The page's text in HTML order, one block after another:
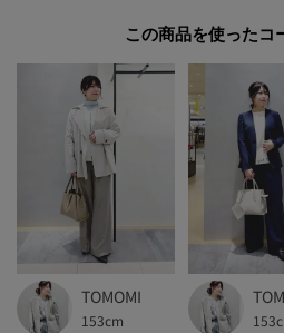
※照明の関係により、実際よりも色味が違
パソコン・スマートフォンなどの環境によ
なる場合もございます。
【加工サービス（裾上げ加工）のご案内】有
この商品は加工サービス(裾上げ加工)対応商
在庫がある商品につきましては通常2週間
ご希望の場合は、製品寸法（股下の長さ）
カート画面にて加工サービスを選択し、股
また、加工可能な股下の長さについては下
この商品を使った
TOMOMI
153cm